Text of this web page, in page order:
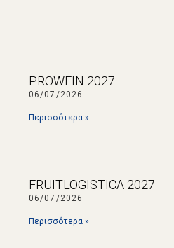
PROWEIN 2027
06/07/2026
Περισσότερα »
FRUITLOGISTICA 2027
06/07/2026
Περισσότερα »